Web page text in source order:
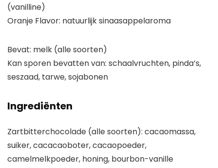
(vanilline)
Oranje Flavor: natuurlijk sinaasappelaroma
Bevat: melk (alle soorten)
Kan sporen bevatten van: schaalvruchten, pinda’s,
seszaad, tarwe, sojabonen
Ingrediënten
Zartbitterchocolade (alle soorten): cacaomassa,
suiker, cacacaoboter, cacaopoeder,
camelmelkpoeder, honing, bourbon-vanille